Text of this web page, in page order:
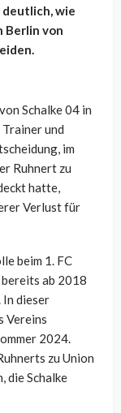
wie
Berlin von
Schalke 04 in
und
im
Ruhnert zu
hatte,
Verlust für
beim 1. FC
ab 2018
dieser
Vereins
2024.
zu Union
die Schalke